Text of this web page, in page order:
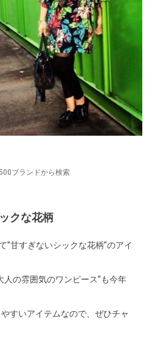
ブランドから検索
クな花柄
”甘すぎないシックな花柄”のアイ
人の雰囲気のワンピース”も今年
すいアイテムなので、ぜひチャ